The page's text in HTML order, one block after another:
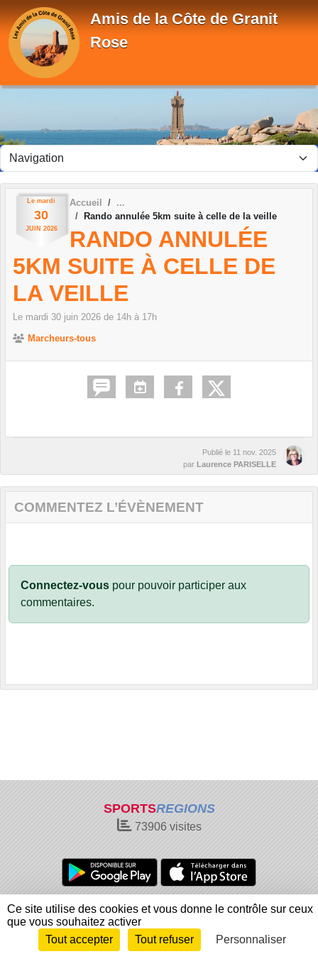
Amis de la Côte de Granit
Rose
Le mardi
30
JUIN 2026
Accueil
Rando annulée 5km suite à celle de la veille
RANDO ANNULÉE
5KM SUITE À CELLE DE
LA VEILLE
Le mardi 30 juin 2026 de 14h à 17h
Marcheurs-tous
Publié le 11 nov. 2025
par Laurence PARISELLE
COMMENTEZ L’ÉVÈNEMENT
Connectez-vous pour pouvoir participer aux
commentaires.
SPORTSREGIONS
73906visites
Charte cookies
Gestion des cookies
Informations légales
Signaler un contenu inapproprié
Envie de participer ?
Connexion
Panneau de gestion des cookies
Ce site utilise des cookies et vous donne le contrôle sur ceux
que vous souhaitez activer
Tout accepter
Tout refuser Personnaliser